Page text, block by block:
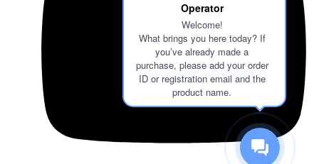
Operator
Welcome!
What brings you here today? If
you’ve already made a
purchase, please add your order
ID or registration email and the
product name.